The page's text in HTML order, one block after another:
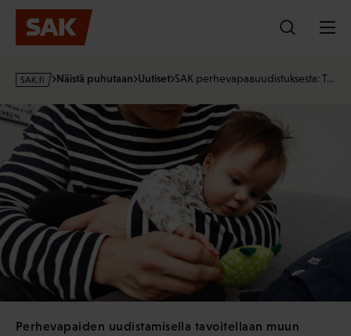
Hyppää
sisältöön
s
k
·
i
Näistä puhutaan Uutiset SAK perhevapaauudistuksesta: T…
Perhevapaiden uudistamisella tavoitellaan muun